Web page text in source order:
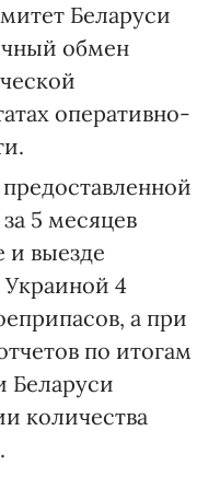
Беларуси
обмен
оперативно-
5 месяцев
и выезде
Украиной 4
а при
по итогам
Беларуси
количества